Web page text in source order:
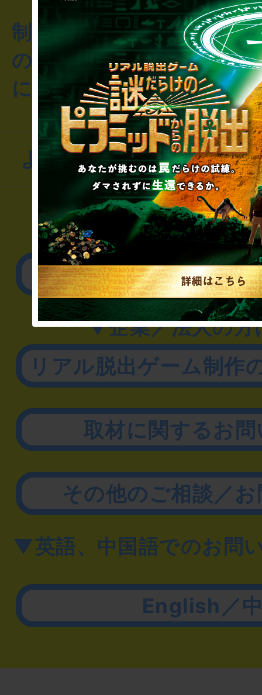
制作のご相談・コラボレ
のお客様からのご質問や
にお問い合わせください
よくあるお問い合わせ
▼一般のお客様
公演内容、チケット
▼企業／法人の方
リアル脱出ゲーム制作
取材に関するお
その他のご相談／
▼英語、中国語でのお問
English／